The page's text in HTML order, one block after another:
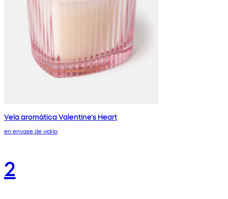
Vela aromática Valentine's Heart
en envase de vidrio
2